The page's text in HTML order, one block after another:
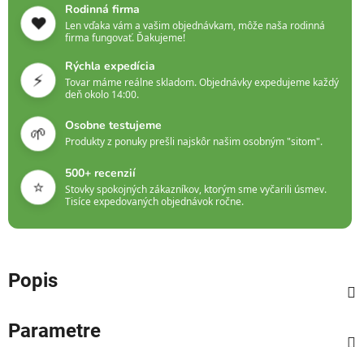
❤️
Rodinná firma
Len vďaka vám a vašim objednávkam, môže naša rodinná
firma fungovať. Ďakujeme!
⚡
Rýchla expedícia
Tovar máme reálne skladom. Objednávky expedujeme každý
deň okolo 14:00.
🌱 Osobne testujeme
Produkty z ponuky prešli najskôr našim osobným "sitom".
⭐
500+ recenzií
Stovky spokojných zákazníkov, ktorým sme vyčarili úsmev.
Tisíce expedovaných objednávok ročne.
Popis
Parametre